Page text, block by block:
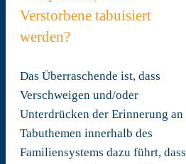
Verstorbene tabuisiert
werden?
Das Überraschende ist, dass
Verschweigen und/oder
Unterdrücken der Erinnerung an
Tabuthemen innerhalb des
Familiensystems dazu führt, dass